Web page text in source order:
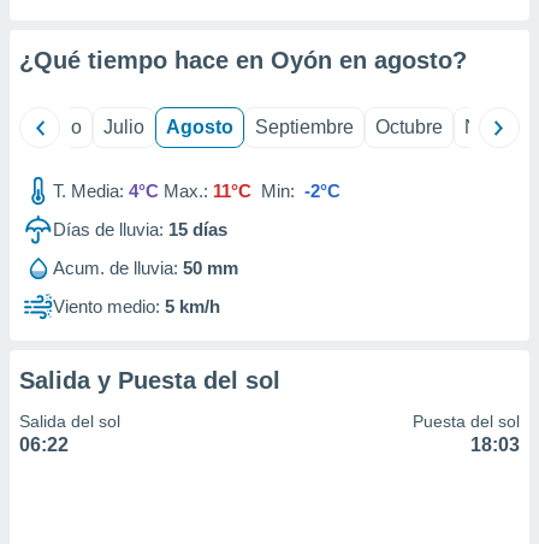
mediante
publicidad
1199
¿Qué tiempo hace en Oyón en agosto?
Junio Julio Agosto Septiembre Octubre
T. Media: 4°C Max.: 11°C Min: -2°C
Días de lluvia: 15 días
Acum. de lluvia: 50 mm
Viento medio: 5 km/h
Salida y Puesta del sol
Salida del sol
06:22
Puesta del sol
18:03